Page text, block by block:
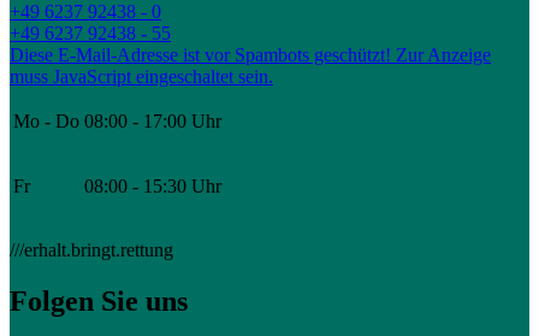
+49 6237 92438 - 0
+49 6237 92438 - 55
Diese E-Mail-Adresse ist vor Spambots geschützt! Zur Anzeige
muss JavaScript eingeschaltet sein.
Mo - Do 08:00 - 17:00 Uhr
Fr 08:00 - 15:30 Uhr
///erhalt.bringt.rettung
Folgen Sie uns